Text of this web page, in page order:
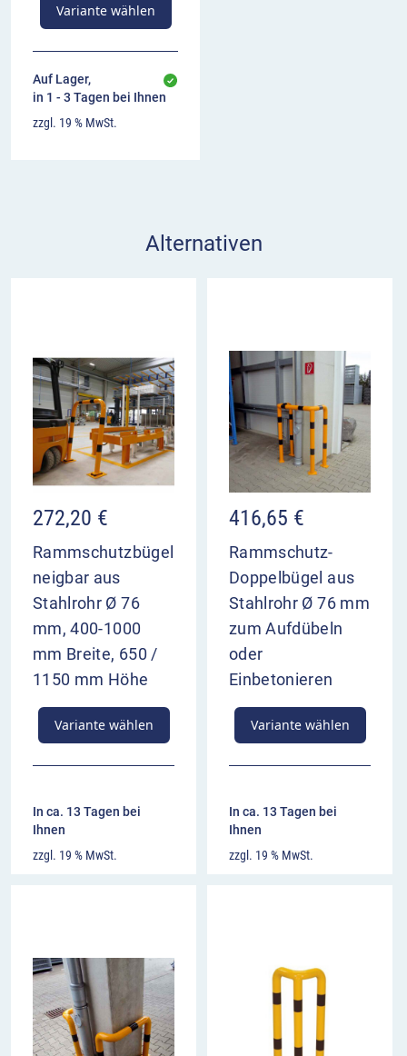
Variante wählen
Auf Lager,
in 1 - 3 Tagen bei Ihnen
zzgl. 19 % MwSt.
Alternativen
272,20 €
Rammschutzbügel
neigbar aus
Stahlrohr Ø 76
mm, 400-1000
mm Breite, 650 /
1150 mm Höhe
Variante wählen
In ca. 13 Tagen bei
Ihnen
zzgl. 19 % MwSt.
416,65 €
Rammschutz-
Doppelbügel aus
Stahlrohr Ø 76 mm
zum Aufdübeln
oder
Einbetonieren
Variante wählen
In ca. 13 Tagen bei
Ihnen
zzgl. 19 % MwSt.